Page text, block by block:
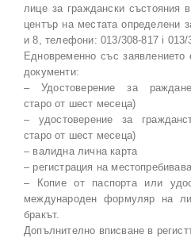
лице за граждански състояния
център на местата определени
и 8, телефони: 013/308-817 i 013/
Едновременно със
документи:
– Удостоверение за
старо от шест месеца)
– удостоверение за
старо от шест месеца)
– валидна лична карта
– регистрация на
– Копие от паспорта или
международен формуляр на
бракът.
Допълнително вписване в